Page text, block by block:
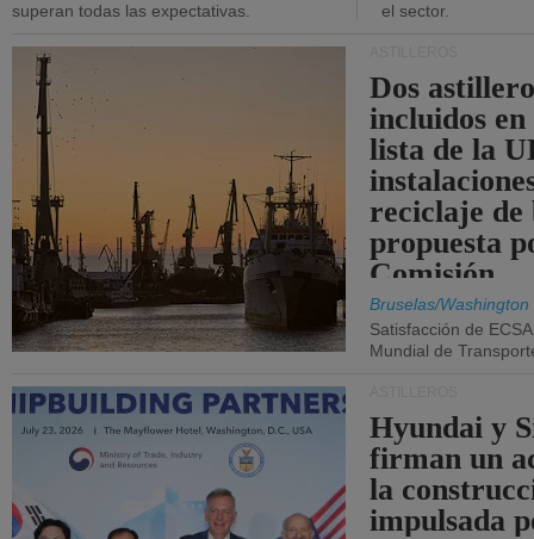
superan todas las expectativas.
el sector.
Dos
incluidos
lista de la
reciclaje de
propuesta
Comisión.
Bruselas/Washington
Satisfacción de
Mundial de
Hyundai y
firman un
la
impulsada